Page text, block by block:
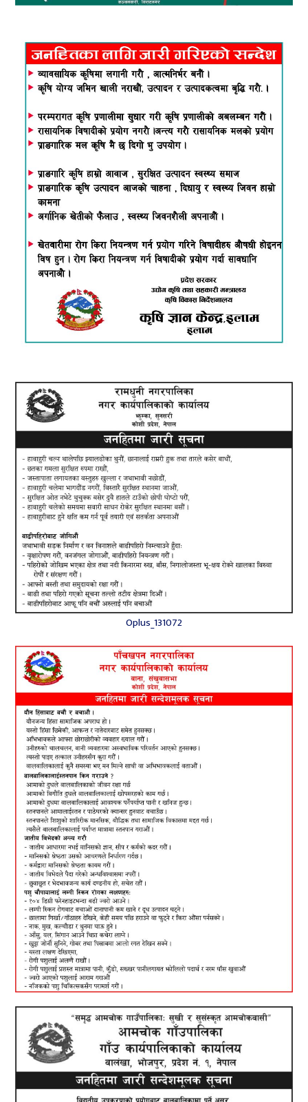
Oplus_131072